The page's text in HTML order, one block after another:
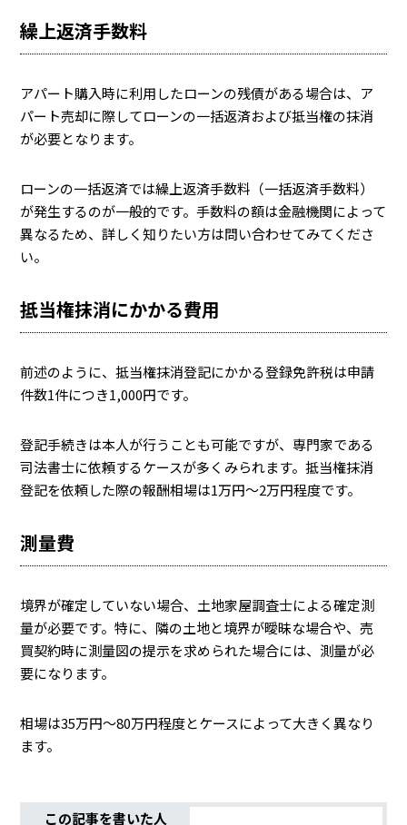
繰上返済手数料
アパート購入時に利用したローンの残債がある場合は、ア
パート売却に際してローンの一括返済および抵当権の抹消
が必要となります。
ローンの一括返済では繰上返済手数料（一括返済手数料）
が発生するのが一般的です。手数料の額は金融機関によって
異なるため、詳しく知りたい方は問い合わせてみてくださ
い。
抵当権抹消にかかる費用
前述のように、抵当権抹消登記にかかる登録免許税は申請
件数1件につき1,000円です。
登記手続きは本人が行うことも可能ですが、専門家である
司法書士に依頼するケースが多くみられます。抵当権抹消
登記を依頼した際の報酬相場は1万円〜2万円程度です。
測量費
境界が確定していない場合、土地家屋調査士による確定測
量が必要です。特に、隣の土地と境界が曖昧な場合や、売
買契約時に測量図の提示を求められた場合には、測量が必
要になります。
相場は35万円〜80万円程度とケースによって大きく異なり
ます。
この記事を書いた人